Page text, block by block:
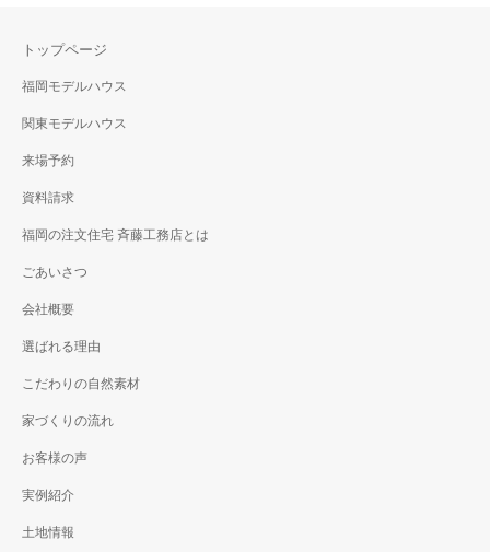
トップページ
福岡モデルハウス
関東モデルハウス
来場予約
資料請求
福岡の注文住宅 斉藤工務店とは
ごあいさつ
会社概要
選ばれる理由
こだわりの自然素材
家づくりの流れ
お客様の声
実例紹介
土地情報